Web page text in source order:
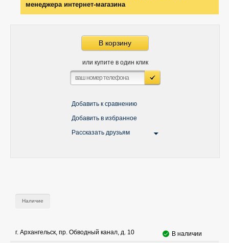
менеджера интернет-магазина
В корзину
или купите в один клик
Добавить к сравнению
Добавить в избранное
Рассказать друзьям
Наличие
г. Архангельск, пр. Обводный канал, д. 10
В наличии